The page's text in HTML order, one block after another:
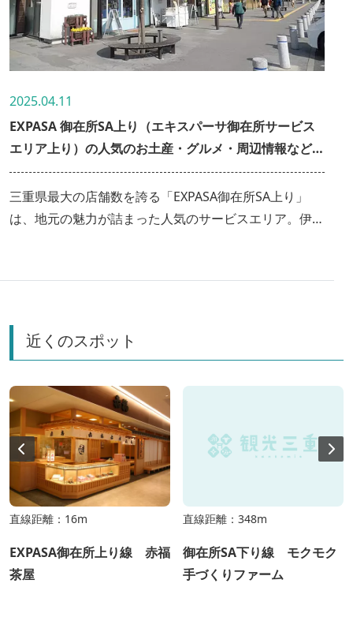
2025.04.11
EXPASA 御在所SA上り（エキスパーサ御在所サービス
エリア上り）の人気のお土産・グルメ・周辺情報など詳
しくご紹介！
三重県最大の店舗数を誇る「EXPASA御在所SA上り」
は、地元の魅力が詰まった人気のサービスエリア。伊勢
在所SA上りの魅力は県内一の店舗数の多さ！他にも、
適にする設備やサービスも整っています。
近くのスポット
直線距離：16m
EXPASA御在所上り線 赤福
茶屋
直線距離：348m
御在所SA下り線 モクモク
手づくりファーム